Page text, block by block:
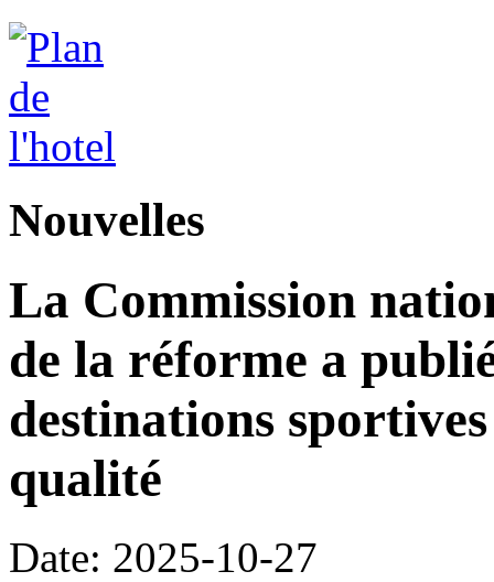
Nouvelles
La Commission
de la réforme a
destinations
qualité
Date: 2025-10-27